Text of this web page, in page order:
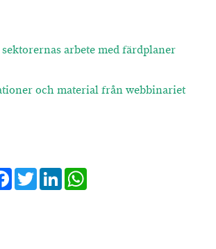
arbete med färdplaner
och material från webbinariet
Facebook
TwitterLinkedIn